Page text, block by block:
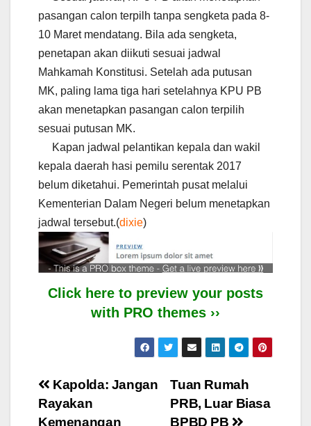
pasangan calon terpilh tanpa sengketa pada 8-
10 Maret mendatang. Bila ada sengketa,
penetapan akan diikuti sesuai jadwal
Mahkamah Konstitusi. Setelah ada putusan
MK, paling lama tiga hari setelahnya KPU PB
akan menetapkan pasangan calon terpilih
sesuai putusan MK.
Kapan jadwal pelantikan kepala dan wakil
kepala daerah hasi pemilu serentak 2017
belum diketahui. Pemerintah pusat melalui
Kementerian Dalam Negeri belum menetapkan
jadwal tersebut.(dixie)
Click here to preview your posts
with PRO themes ››
Post
navigation
Tuan Rumah
PRB, Luar Biasa
BPBD PB
Kapolda: Jangan
Rayakan
Kemenangan